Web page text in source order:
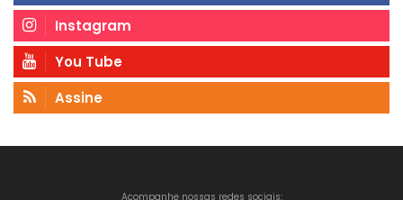
Instagram
You Tube
Assine
Acompanhe nossas redes sociais: